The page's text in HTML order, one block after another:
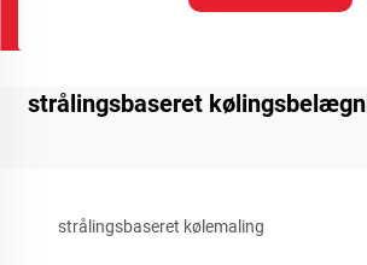
strålingsbaseret
strålingsbaseret kølemaling